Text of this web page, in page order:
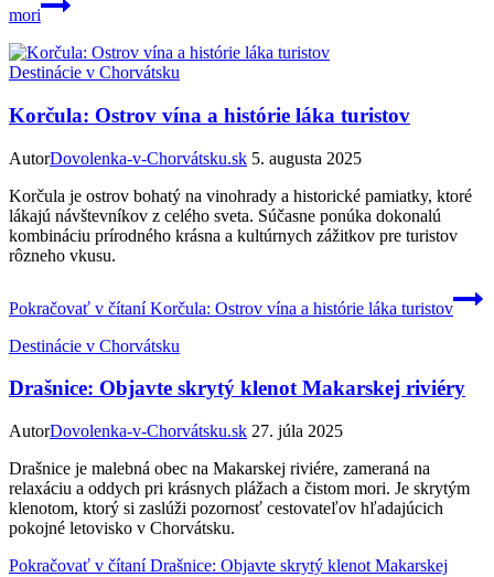
mori
Destinácie v Chorvátsku
Korčula: Ostrov vína a histórie láka turistov
AutorDovolenka-v-Chorvátsku.sk 5. augusta 2025
Korčula je ostrov bohatý na vinohrady a historické pamiatky, ktoré
lákajú návštevníkov z celého sveta. Súčasne ponúka dokonalú
kombináciu prírodného krásna a kultúrnych zážitkov pre turistov
rôzneho vkusu.
Pokračovať v čítaníKorčula: Ostrov vína a histórie láka turistov
Destinácie v Chorvátsku
Drašnice: Objavte skrytý klenot Makarskej riviéry
AutorDovolenka-v-Chorvátsku.sk 27. júla 2025
Drašnice je malebná obec na Makarskej riviére, zameraná na
relaxáciu a oddych pri krásnych plážach a čistom mori. Je skrytým
klenotom, ktorý si zaslúži pozornosť cestovateľov hľadajúcich
pokojné letovisko v Chorvátsku.
Pokračovať v čítaníDrašnice: Objavte skrytý klenot Makarskej